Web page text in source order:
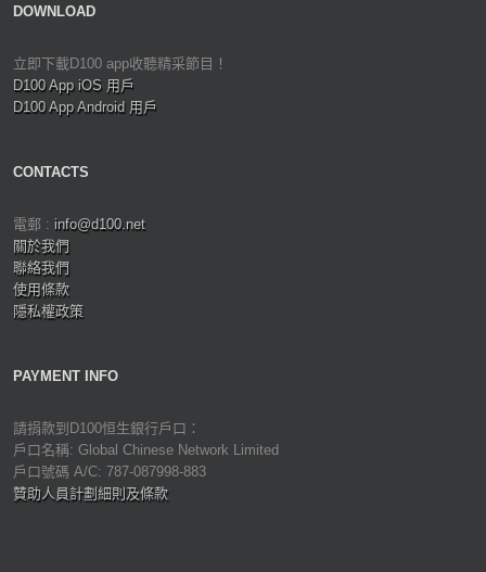
DOWNLOAD
立即下載D100 app收聽精采節目！
D100 App iOS 用戶
D100 App Android 用戶
CONTACTS
電郵 : info@d100.net
關於我們
聯絡我們
使用條款
隱私權政策
PAYMENT INFO
請捐款到D100恒生銀行戶口：
戶口名稱: Global Chinese Network Limited
戶口號碼 A/C: 787-087998-883
贊助人員計劃細則及條款